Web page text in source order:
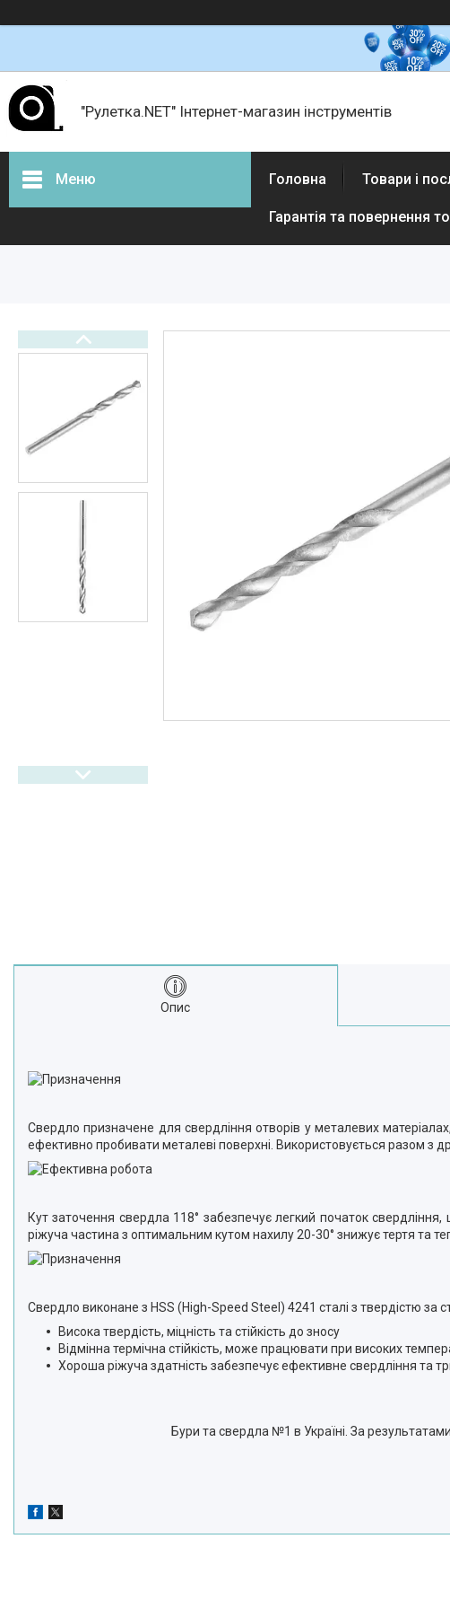
"Рулетка.NET" Інтернет-магазин інструментів
Меню Головна Товари і
Гарантія та повернення
Опис
Свердло призначене для свердління отворів у металевих
ефективно пробивати металеві поверхні. Використовується разом з
Кут заточення свердла 118° забезпечує легкий початок
ріжуча частина з оптимальним кутом нахилу 20-30° знижує тертя та
Свердло виконане з HSS (High-Speed Steel) 4241 сталі з твердістю за
Висока твердість, міцність та стійкість до зносу
Відмінна термічна стійкість, може працювати при високих
Хороша ріжуча здатність забезпечує ефективне свердління та
Бури та свердла №1 в Україні. За